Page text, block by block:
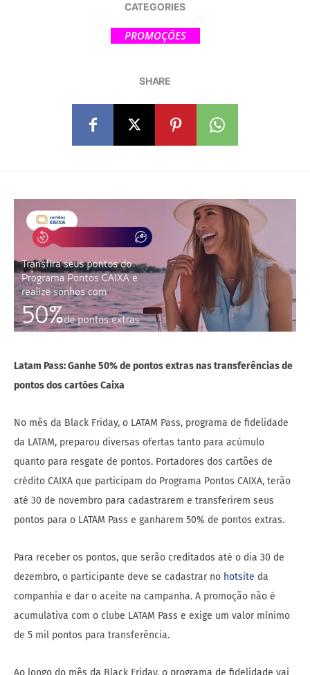
CATEGORIES
PROMOÇÕES
SHARE
Latam Pass: Ganhe 50% de pontos extras nas transferências de
pontos dos cartões Caixa
No mês da Black Friday, o LATAM Pass, programa de fidelidade
da LATAM, preparou diversas ofertas tanto para acúmulo
quanto para resgate de pontos. Portadores dos cartões de
crédito CAIXA que participam do Programa Pontos CAIXA, terão
até 30 de novembro para cadastrarem e transferirem seus
pontos para o LATAM Pass e ganharem 50% de pontos extras.
Para receber os pontos, que serão creditados até o dia 30 de
dezembro, o participante deve se cadastrar no hotsite da
companhia e dar o aceite na campanha. A promoção não é
acumulativa com o clube LATAM Pass e exige um valor mínimo
de 5 mil pontos para transferência.
Ao longo do mês da Black Friday, o programa de fidelidade vai